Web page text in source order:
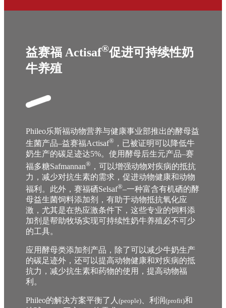
益赛福 Actisaf®促进可持续性奶
牛养殖
Phileo乐斯福动物营养与健康事业部推出的酵母益
生菌产品–益赛福Actisaf® ，已被证明可以降低牛
奶生产的碳足迹达5%。使用酵母后生元产品–赛
福多糖Safmannan® ，可以增强动物对疾病的抵抗
力，减少对抗生素的需求，促进动物健康和动物
福利。此外，赛福硒Selsaf®–一种富含有机硒的酵
母益生菌饲料添加剂，有助于动物抵抗氧化应
激，尤其是在热应激条件下，这些专业的饲料添
加剂是帮助牧场实现可持续性奶牛养殖必不可少
的工具。
应用酵母类添加剂产品，除了可以减少牛奶生产
的碳足迹外，还可以提高动物健康和对疾病的抵
抗力，减少抗生素和药物的使用，提高动物福
利。
Phileo的解决方案平衡了人(people) 、利润(profit)和